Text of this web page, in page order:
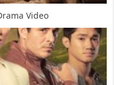
Video